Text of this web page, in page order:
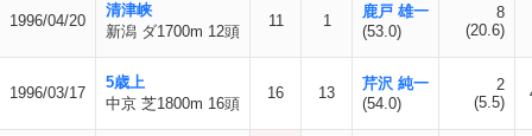
1996/04/20
清津峡
新潟 ダ1700m 12頭
11 1
鹿戸 雄一
(53.0)
8
(20.6)
1996/03/17
5歳上
中京 芝1800m 16頭
16 13
芹沢 純一
(54.0)
2
(5.5)